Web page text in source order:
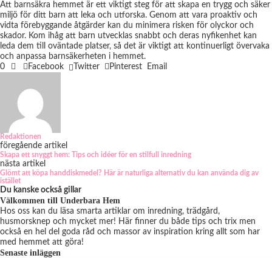
Att barnsäkra hemmet är ett viktigt steg för att skapa en trygg och säker
miljö för ditt barn att leka och utforska. Genom att vara proaktiv och
vidta förebyggande åtgärder kan du minimera risken för olyckor och
skador. Kom ihåg att barn utvecklas snabbt och deras nyfikenhet kan
leda dem till oväntade platser, så det är viktigt att kontinuerligt övervaka
och anpassa barnsäkerheten i hemmet.
0
Facebook Twitter Pinterest Email
Redaktionen
föregående artikel
Skapa ett snyggt hem: Tips och idéer för en stilfull inredning
nästa artikel
Glömt att köpa handdiskmedel? Här är naturliga alternativ du kan använda dig av
istället
Du kanske också gillar
Välkommen till Underbara Hem
Hos oss kan du läsa smarta artiklar om inredning, trädgård,
husmorsknep och mycket mer! Här finner du både tips och trix men
också en hel del goda råd och massor av inspiration kring allt som har
med hemmet att göra!
Senaste inläggen